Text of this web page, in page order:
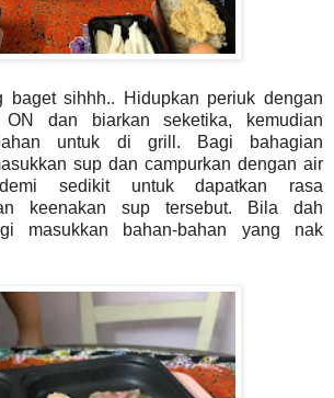
baget sihhh.. Hidupkan periuk dengan
ON dan biarkan seketika, kemudian
untuk di grill. Bagi bahagian
sup dan campurkan dengan air
sedikit untuk dapatkan rasa
keenakan sup tersebut. Bila dah
masukkan bahan-bahan yang nak